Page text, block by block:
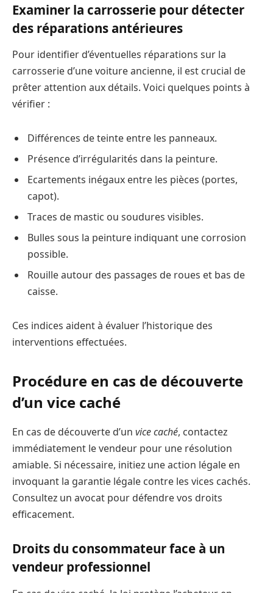
Examiner la carrosserie pour détecter
des réparations antérieures
Pour identifier d’éventuelles réparations sur la
carrosserie d’une voiture ancienne, il est crucial de
prêter attention aux détails. Voici quelques points à
vérifier :
Différences de teinte entre les panneaux.
Présence d’irrégularités dans la peinture.
Ecartements inégaux entre les pièces (portes,
capot).
Traces de mastic ou soudures visibles.
Bulles sous la peinture indiquant une corrosion
possible.
Rouille autour des passages de roues et bas de
caisse.
Ces indices aident à évaluer l’historique des
interventions effectuées.
Procédure en cas de découverte
d’un vice caché
En cas de découverte d’un vice caché, contactez
immédiatement le vendeur pour une résolution
amiable. Si nécessaire, initiez une action légale en
invoquant la garantie légale contre les vices cachés.
Consultez un avocat pour défendre vos droits
efficacement.
Droits du consommateur face à un
vendeur professionnel